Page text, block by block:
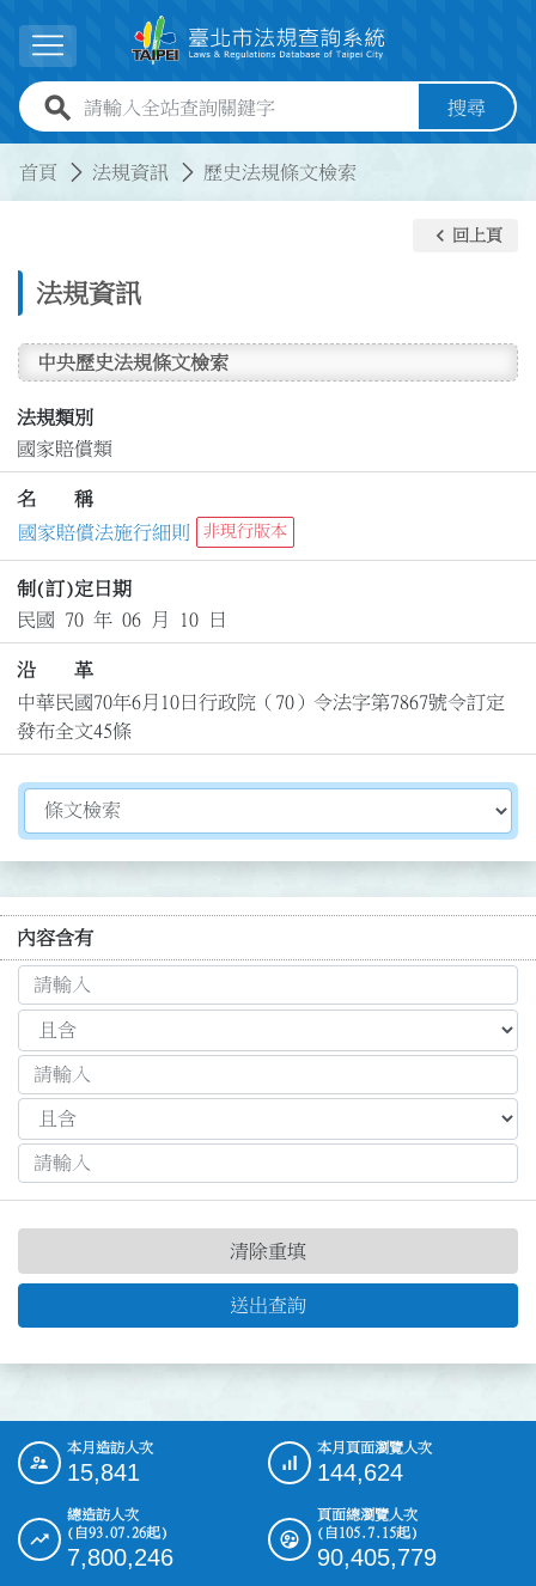
展開選單
全站查詢關鍵字欄位 搜尋
首頁 法規資訊 歷史法規條文檢索
法規資訊
keyboard_arrow_left 回上頁
中央歷史法規條文檢索
法規類別
國家賠償類
名 稱
國家賠償法施行細則
非現行版本
制(訂)定日期
民國 70 年 06 月 10 日
沿 革
中華民國70年6月10日行政院（70）令法字第7867號令訂定
發布全文45條
切換選擇法規資訊內容
內容含有
送出查詢
清除重填
::: 本月造訪人次
15,841
本月頁面瀏覽人次
144,624
總造訪人次
(自93.07.26起)
7,800,246
頁面總瀏覽人次
(自105.7.15起)
90,405,779